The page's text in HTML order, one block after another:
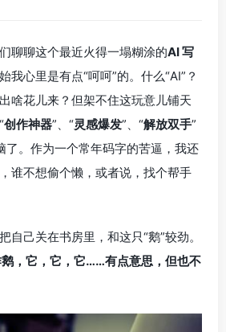
聊聊这个最近火得一塌糊涂的AI 写
我心里是有点“呵呵”的。什么“AI”？
啥花儿来？但架不住这玩意儿铺天
创作神器”、“灵感爆发”、“解放双手”
。作为一个常年码字的苦逼，我还
谁不想偷个懒，或者说，找个帮手
自己关在书房里，和这只“鹅”较劲。
，它，它，它……有点意思，但也不